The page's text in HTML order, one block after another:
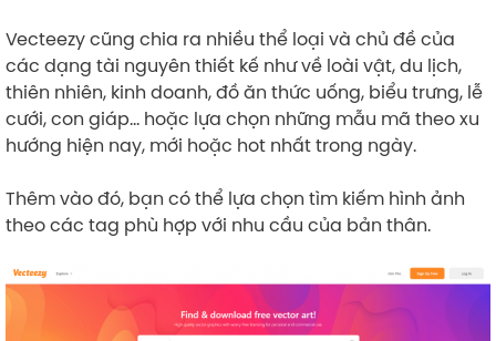
Vecteezy cũng chia ra nhiều thể loại và chủ đề của
các dạng tài nguyên thiết kế như về loài vật, du lịch,
thiên nhiên, kinh doanh, đồ ăn thức uống, biểu trưng, lễ
cưới, con giáp… hoặc lựa chọn những mẫu mã theo xu
hướng hiện nay, mới hoặc hot nhất trong ngày.
Thêm vào đó, bạn có thể lựa chọn tìm kiếm hình ảnh
theo các tag phù hợp với nhu cầu của bản thân.